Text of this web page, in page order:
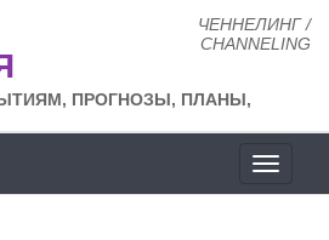
ЧЕННЕЛИНГ /
CHANNELING
ПРОГНОЗЫ, ПЛАНЫ,
сайта